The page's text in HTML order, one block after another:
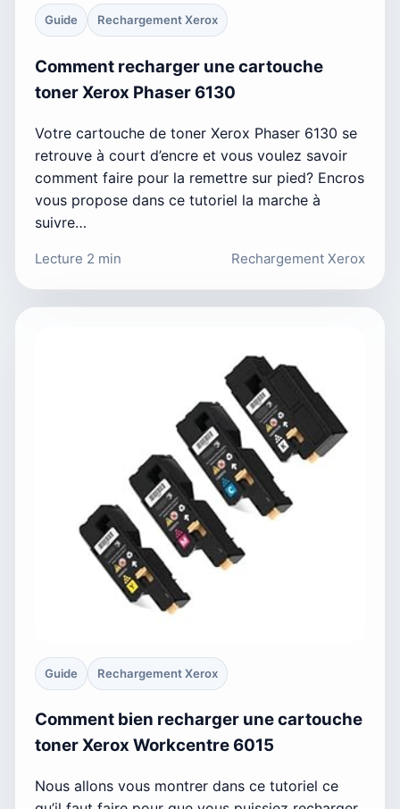
Guide Rechargement Xerox
Comment recharger une cartouche
toner Xerox Phaser 6130
Votre cartouche de toner Xerox Phaser 6130 se
retrouve à court d’encre et vous voulez savoir
comment faire pour la remettre sur pied? Encros
vous propose dans ce tutoriel la marche à
suivre…
Lecture 2 min Rechargement Xerox
Guide Rechargement Xerox
Comment bien recharger une cartouche
toner Xerox Workcentre 6015
Nous allons vous montrer dans ce tutoriel ce